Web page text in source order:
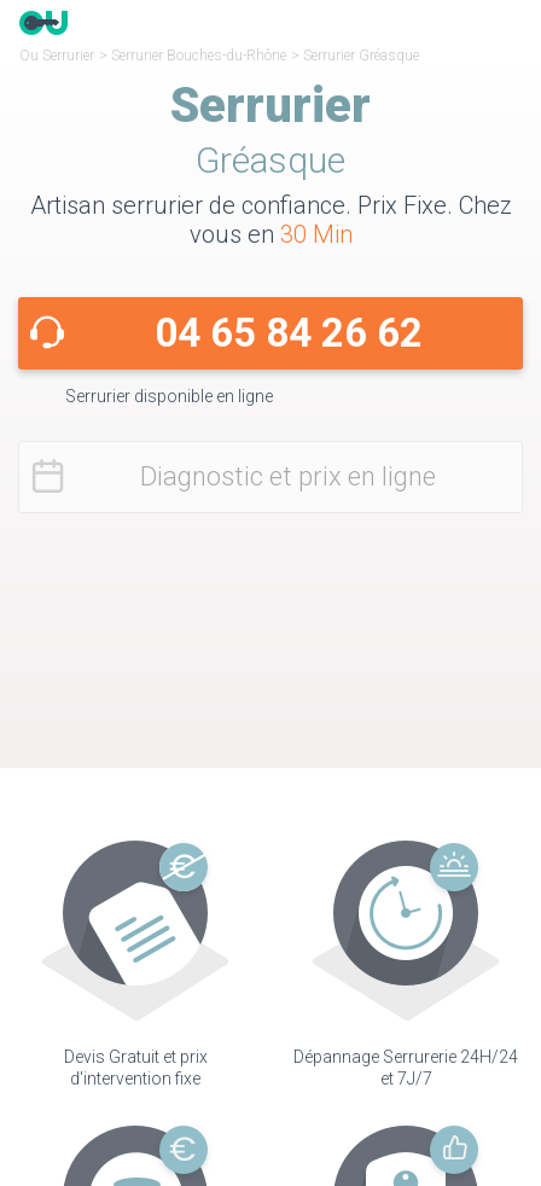
Ou Serrurier > Serrurier Bouches-du-Rhône > Serrurier Gréasque
Serrurier
Gréasque
Artisan serrurier de confiance. Prix Fixe. Chez
vous en 30 Min
04 65 84 26 62
Serrurier disponible en ligne
Diagnostic et prix en ligne
Devis Gratuit et prix
d'intervention fixe
Dépannage Serrurerie 24H/24
et 7J/7